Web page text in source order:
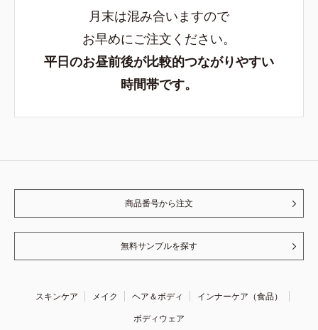
月末は混み合いますので
お早めにご注文ください。
平日のお昼前後が比較的つながりやすい
時間帯です。
商品番号から注文
無料サンプルを探す
スキンケア メイク ヘア＆ボディ
インナーケア（食品）
ボディウェア